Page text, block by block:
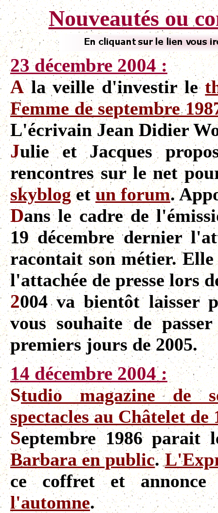
Nouveautés ou
23 décembre 2004 :
Ala veille d'investir le
Femme de septembre
L'écrivain Jean Didier
Julie et Jacques
rencontres sur le net
skyblogetun forum.
Dans le cadre de
19 décembre dernier
racontait son métier.
l'attachée de presse lors
2004 va bientôt laisser
vous souhaite de
premiers jours de 2005.
14 décembre 2004 :
Studio magazine de
spectacles au Châtelet de
Septembre 1986 parait
Barbara en public.
ce coffret et
l'automne.